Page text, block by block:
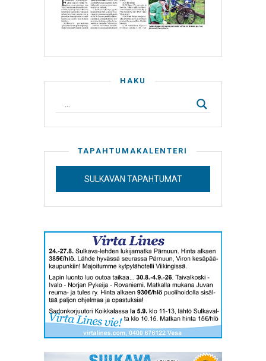
HAKU
TAPAHTUMAKALENTERI
SULKAVAN TAPAHTUMAT